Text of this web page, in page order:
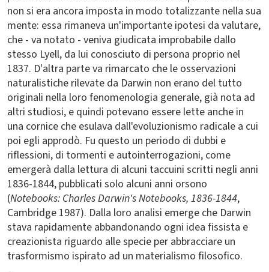
non si era ancora imposta in modo totalizzante nella sua
mente: essa rimaneva un'importante ipotesi da valutare,
che - va notato - veniva giudicata improbabile dallo
stesso Lyell, da lui conosciuto di persona proprio nel
1837. D'altra parte va rimarcato che le osservazioni
naturalistiche rilevate da Darwin non erano del tutto
originali nella loro fenomenologia generale, già nota ad
altri studiosi, e quindi potevano essere lette anche in
una cornice che esulava dall'evoluzionismo radicale a cui
poi egli approdò. Fu questo un periodo di dubbi e
riflessioni, di tormenti e autointerrogazioni, come
emergerà dalla lettura di alcuni taccuini scritti negli anni
1836-1844, pubblicati solo alcuni anni orsono
(Notebooks: Charles Darwin's Notebooks, 1836-1844,
Cambridge 1987). Dalla loro analisi emerge che Darwin
stava rapidamente abbandonando ogni idea fissista e
creazionista riguardo alle specie per abbracciare un
trasformismo ispirato ad un materialismo filosofico.